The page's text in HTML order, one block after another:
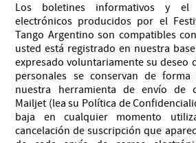
Los boletines informativos y
electrónicos producidos por el
Tango Argentino son compatibles
usted está registrado en nuestra
expresado voluntariamente su deseo
personales se conservan de
nuestra herramienta de envío de
Mailjet (lea su Política de
baja en cualquier momento
cancelación de suscripción que